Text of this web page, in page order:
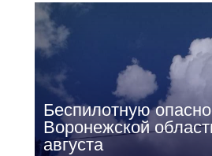
Беспилотную
Воронежской
августа